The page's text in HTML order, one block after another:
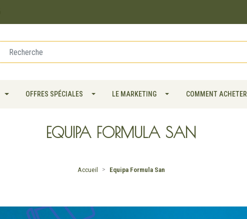
OFFRES SPÉCIALES LE MARKETING COMMENT ACHETER
EQUIPA FORMULA SAN
Accueil Equipa Formula San